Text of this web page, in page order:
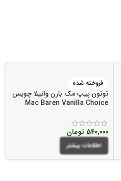
فروخته شده
توتون پیپ مک بارن وانیلا چویس
Mac Baren Vanilla Choice
540,000 تومان
اطلاعات بیشتر